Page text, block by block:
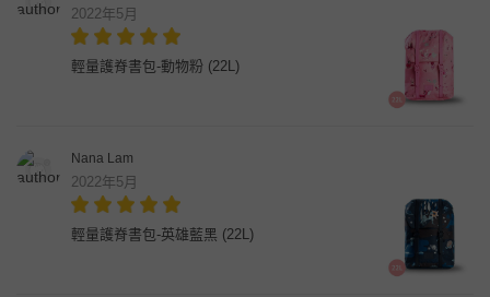
2022年5月
輕量護脊書包-動物粉 (22L)
Nana Lam
2022年5月
輕量護脊書包-英雄藍黑 (22L)